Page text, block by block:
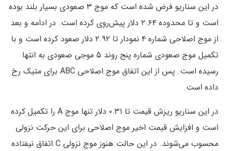
در این سناریو فرض شده است که موج ۳ صعودی بسیار بلند بوده
است و تا محدوده ۲.۶۴ دلار پیش‌روی کرده است. در ادامه و بعد
از موج اصلاحی شماره ۴ نمودار تا ۲.۹۲ دلار صعود کرده است و با
تکمیل موج صعودی شماره پنج روند ۵ موجی صعودی به انتها
رسیده است. پس از این اتفاق موج اصلاحی ABC برای متیک رخ
داده است.
در این سناریو ریزش قیمت تا ۰.۳۱ دلار تنها موج A را تکمیل کرده
است و افزایش قیمت اخیر موج اصلاحی برای این حرکت نزولی
محسوب می‌شوند. در این حالت هنوز موج نزولی C اتفاق نیفتاده